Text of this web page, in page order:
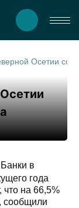
в
года
что на 66,5%
сообщили